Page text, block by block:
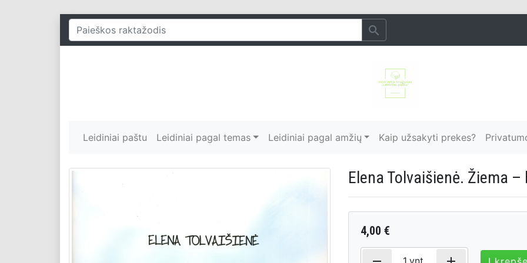
search
Leidiniai paštu Leidiniai pagal temas Leidiniai pagal amžių Kaip užsakyti prekes?
Elena Tolvaišienė. Žiema
4,00 €